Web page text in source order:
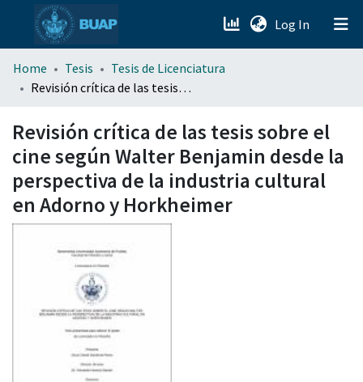
Log In (current)
menu.section.about_menu
Home Tesis
Tesis de Licenciatura
Revisión crítica de las tesis sobre el cine según Walter Benjamin desde la perspectiva de la industria cultural en Adorno y Horkheimer
Revisión crítica de las tesis sobre el
cine según Walter Benjamin desde la
perspectiva de la industria cultural
en Adorno y Horkheimer